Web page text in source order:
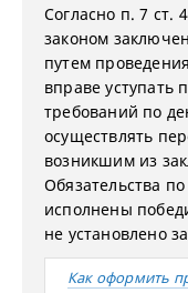
Согласно п. 7 ст.
законом
путем
вправе уступать
требований по
осуществлять
возникшим из
Обязательства
исполнены
не установлено
Как оформить